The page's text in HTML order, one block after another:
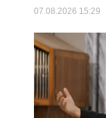
07.08.2026 15:29